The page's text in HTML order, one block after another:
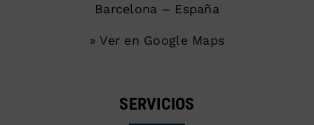
Barcelona – España
» Ver en Google Maps
SERVICIOS